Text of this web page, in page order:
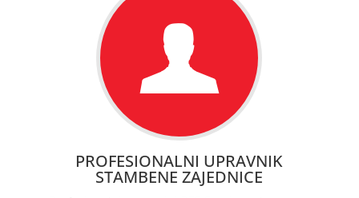
PROFESIONALNI UPRAVNIK
STAMBENE ZAJEDNICE